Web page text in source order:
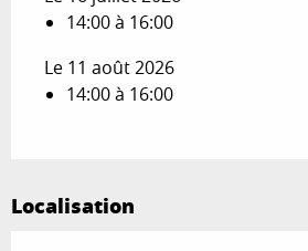
14:00 à 16:00
Le 11 août 2026
14:00 à 16:00
Localisation